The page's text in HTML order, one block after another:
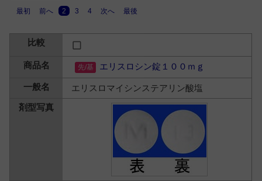
最初 前へ 2 3 4 次へ 最後
エリスロシン錠１００ｍｇ
エリスロマイシンステアリン酸塩